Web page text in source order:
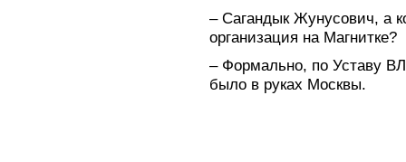
– Сагандык Жунусович, а
организация на Магнитке?
– Формально, по Уставу
было в руках Москвы.